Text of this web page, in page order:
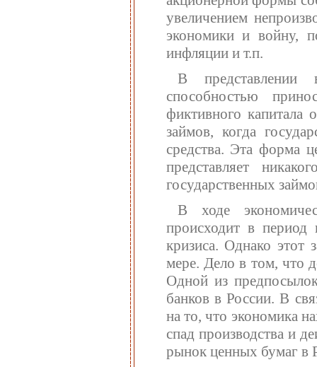
увеличением
экономики и войну,
инфляции и т.п.
В представлении
способностью
фиктивного капитала
займов, когда
средства. Эта форма
представляет
государственных
В ходе
происходит в
кризиса. Однако этот
мере. Дело в том, что
Одной из
банков в России. В
на то, что экономика
спад производства и
рынок ценных бумаг в